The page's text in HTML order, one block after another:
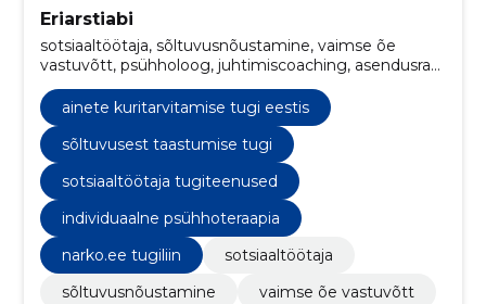
Eriarstiabi
sotsiaaltöötaja, sõltuvusnõustamine, vaimse õe
vastuvõtt, psühholoog, juhtimiscoaching, asendusravi,
kliinik, sõltuvusnõustamine Tallinnas, vaimne tervis õe
vastuvõtt, psühholoogi teenused Eestis
ainete kuritarvitamise tugi eestis
sõltuvusest taastumise tugi
sotsiaaltöötaja tugiteenused
individuaalne psühhoteraapia
narko.ee tugiliin
sotsiaaltöötaja
sõltuvusnõustamine
vaimse õe vastuvõtt